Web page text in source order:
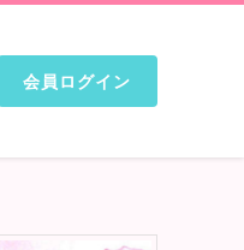
会員ログイン